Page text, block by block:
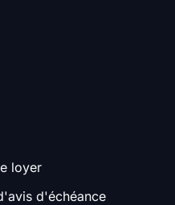
loyer
d'échéance